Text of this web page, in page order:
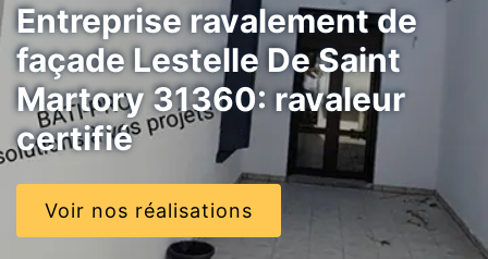
Entreprise ravalement de
façade Lestelle De Saint
Martory 31360: ravaleur
certifié
Voir nos réalisations